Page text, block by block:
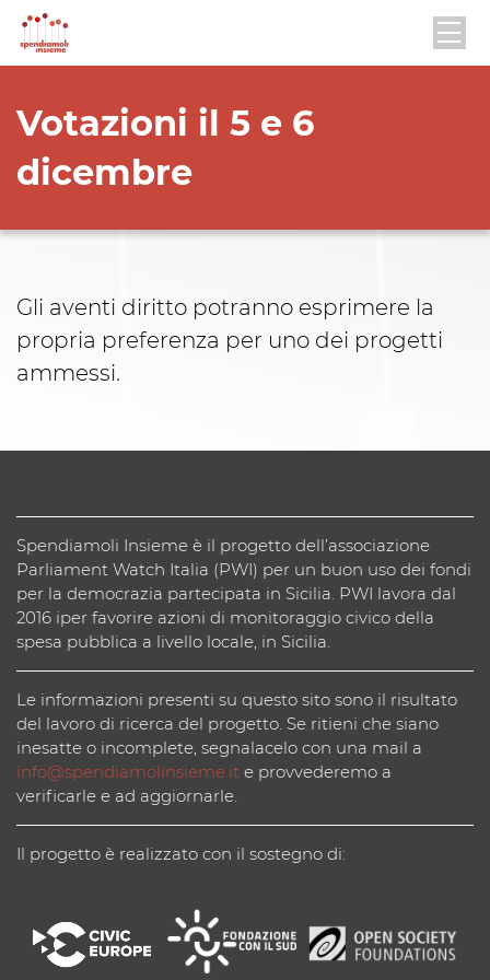
Votazioni il 5 e 6
dicembre
Gli aventi diritto potranno esprimere la
propria preferenza per uno dei progetti
ammessi.
Spendiamoli Insieme è il progetto dell’associazione
Parliament Watch Italia (PWI) per un buon uso dei fondi
per la democrazia partecipata in Sicilia. PWI lavora dal
2016 iper favorire azioni di monitoraggio civico della
spesa pubblica a livello locale, in Sicilia.
Le informazioni presenti su questo sito sono il risultato
del lavoro di ricerca del progetto. Se ritieni che siano
inesatte o incomplete, segnalacelo con una mail a
info@spendiamolinsieme.it e provvederemo a
verificarle e ad aggiornarle.
Il progetto è realizzato con il sostegno di: